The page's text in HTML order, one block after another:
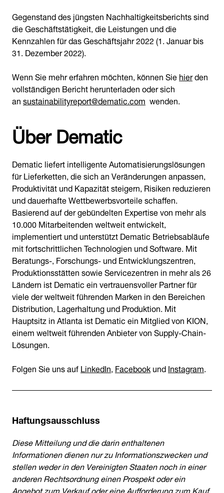
Gegenstand des jüngsten Nachhaltigkeitsberichts sind
die Geschäftstätigkeit, die Leistungen und die
Kennzahlen für das Geschäftsjahr 2022 (1. Januar bis
31. Dezember 2022).
Wenn Sie mehr erfahren möchten, können Siehierden
vollständigen Bericht herunterladen oder sich
ansustainabilityreport@dematic.com wenden.
Über Dematic
Dematic liefert intelligente Automatisierungslösungen
für Lieferketten, die sich an Veränderungen anpassen,
Produktivität und Kapazität steigern, Risiken reduzieren
und dauerhafte Wettbewerbsvorteile schaffen.
Basierend auf der gebündelten Expertise von mehr als
10.000 Mitarbeitenden weltweit entwickelt,
implementiert und unterstützt Dematic Betriebsabläufe
mit fortschrittlichen Technologien und Software. Mit
Beratungs-, Forschungs- und Entwicklungszentren,
Produktionsstätten sowie Servicezentren in mehr als 26
Ländern ist Dematic ein vertrauensvoller Partner für
viele der weltweit führenden Marken in den Bereichen
Distribution, Lagerhaltung und Produktion. Mit
Hauptsitz in Atlanta ist Dematic ein Mitglied von KION,
einem weltweit führenden Anbieter von Supply-Chain-
Lösungen.
Folgen Sie uns aufLinkedIn,FacebookundInstagram.
Haftungsausschluss
Diese Mitteilung und die darin enthaltenen
Informationen dienen nur zu Informationszwecken und
stellen weder in den Vereinigten Staaten noch in einer
anderen Rechtsordnung einen Prospekt oder ein
Angebot zum Verkauf oder eine Aufforderung zum Kauf